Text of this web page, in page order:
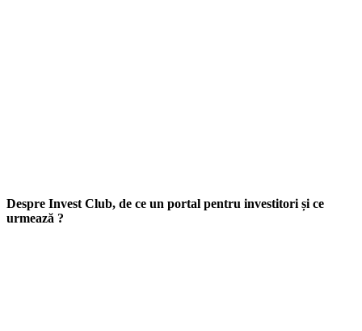
Despre Invest Club, de ce un portal pentru investitori și ce
urmează ?